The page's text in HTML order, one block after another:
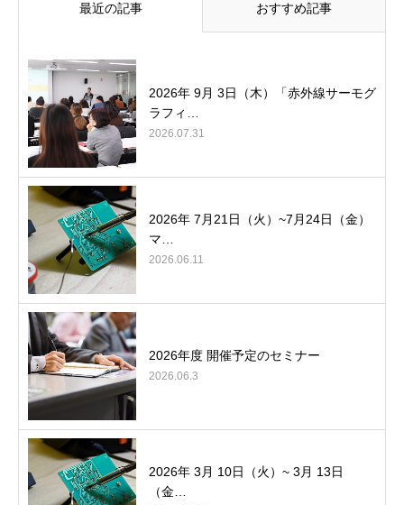
最近の記事 おすすめ記事
2026年 9月 3日（木）「赤外線サーモグ
ラフィ…
2026.07.31
2026年 7月21日（火）~7月24日（金）
マ…
2026.06.11
2026年度 開催予定のセミナー
2026.06.3
2026年 3月 10日（火）~ 3月 13日
（金…